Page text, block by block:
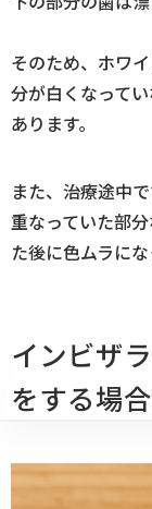
そのため、ホワ
分が白くなって
あります。
また、治療途中
重なっていた部
た後に色ムラに
インビザ
をする場